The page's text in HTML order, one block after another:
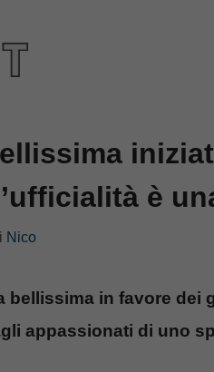
è
Nico
bellissima in favore dei
appassionati di uno